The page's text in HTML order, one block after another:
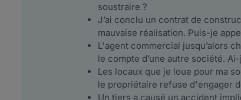
soustraire ?
J’ai conclu un contrat de
mauvaise réalisation. Puis-je
L'agent commercial jusqu’alors
le compte d’une autre société.
Les locaux que je loue pour ma
le propriétaire refuse d'engager
Un tiers a causé un accident